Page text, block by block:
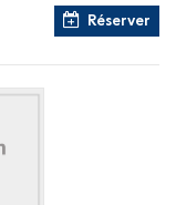
Réserver